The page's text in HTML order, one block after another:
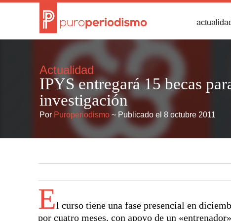
Actualidad
IPYS entregará 15 becas
investigación
Por Puroperiodismo ~ Publicado el 8 octubre 2011
El curso tiene una fase presencial en
por cuatro meses, con apoyo de un